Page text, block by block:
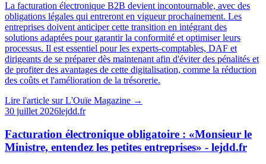
La facturation électronique B2B devient incontournable, avec des
obligations légales qui entreront en vigueur prochainement. Les
entreprises doivent anticiper cette transition en intégrant des
solutions adaptées pour garantir la conformité et optimiser leurs
processus. Il est essentiel pour les experts-comptables, DAF et
dirigeants de se préparer dès maintenant afin d'éviter des pénalités et
de profiter des avantages de cette digitalisation, comme la réduction
des coûts et l'amélioration de la trésorerie.
Lire l'article surL'Ouïe Magazine →
30 juillet 2026lejdd.fr
Facturation électronique obligatoire : «Monsieur le
Ministre, entendez les petites entreprises» - lejdd.fr